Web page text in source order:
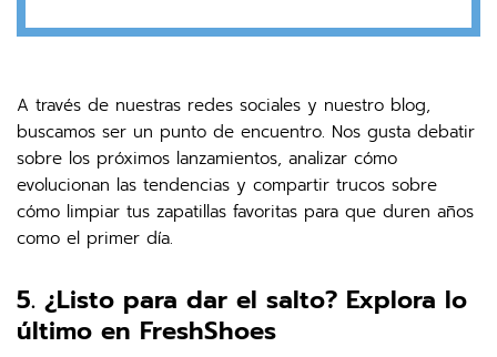
A través de nuestras redes sociales y nuestro blog,
buscamos ser un punto de encuentro. Nos gusta debatir
sobre los próximos lanzamientos, analizar cómo
evolucionan las tendencias y compartir trucos sobre
cómo limpiar tus zapatillas favoritas para que duren años
como el primer día.
5. ¿Listo para dar el salto? Explora lo
último en FreshShoes